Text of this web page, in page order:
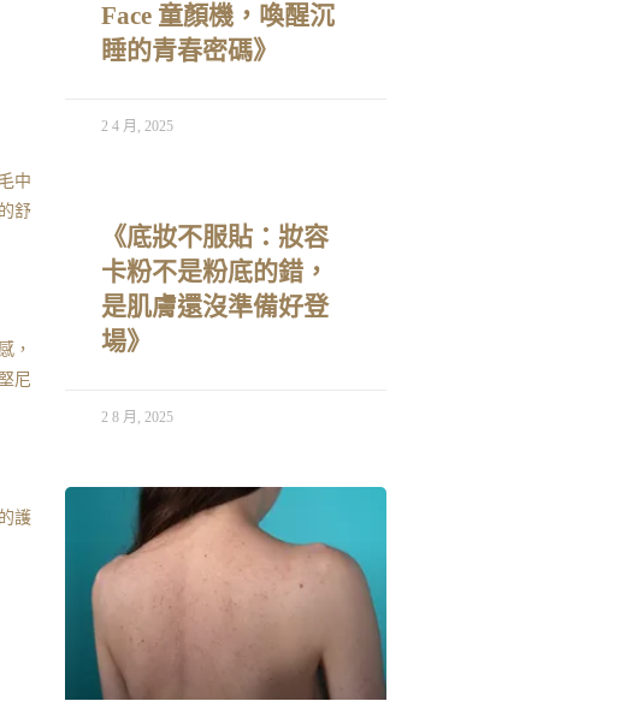
中
舒
，
尼
護
Face 童顏機，喚醒沉
睡的青春密碼》
2 4 月, 2025
《底妝不服貼：妝容
卡粉不是粉底的錯，
是肌膚還沒準備好登
場》
2 8 月, 2025